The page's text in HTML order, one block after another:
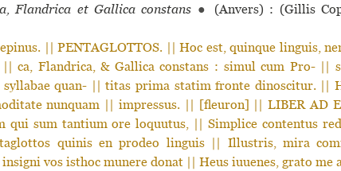
Flandrica et Gallica constans ● (Anvers) : (Gillis
|| PENTAGLOTTOS. || Hoc est, quinque linguis,
ca, Flandrica, & Gallica constans : simul cum Pro- ||
syllabae quan- || titas prima statim fronte dinoscitur. ||
nunquam || impressus. || [fleuron] || LIBER AD
qui sum tantium ore loquutus, || Simplice contentus
quinis en prodeo linguis || Illustris, mira
vos isthoc munere donat || Heus iuuenes, grato